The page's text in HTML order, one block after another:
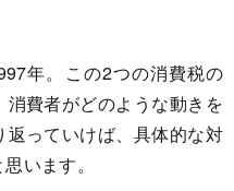
年。この2つの消費税の
費者がどのような動きを
返っていけば、具体的な対
います。